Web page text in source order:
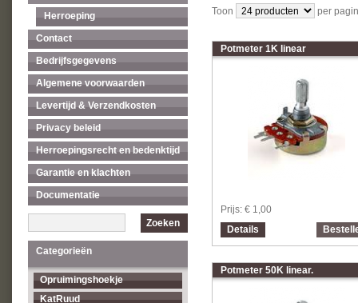
Herroeping
Contact
Bedrijfsgegevens
Algemene voorwaarden
Levertijd & Verzendkosten
Privacy beleid
Herroepingsrecht en bedenktijd
Garantie en klachten
Documentatie
Zoeken
Categorieën
Opruimingshoekje
KatRuud
Toon per
Potmeter 1K linear
Prijs: € 1,00
Details
Potmeter 50K linear.